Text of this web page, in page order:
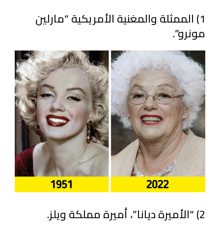
1) الممثلة والمغنية الأمريكية “مارلين
مونرو”.
2) “الأميرة ديانا”، أميرة مملكة ويلز.